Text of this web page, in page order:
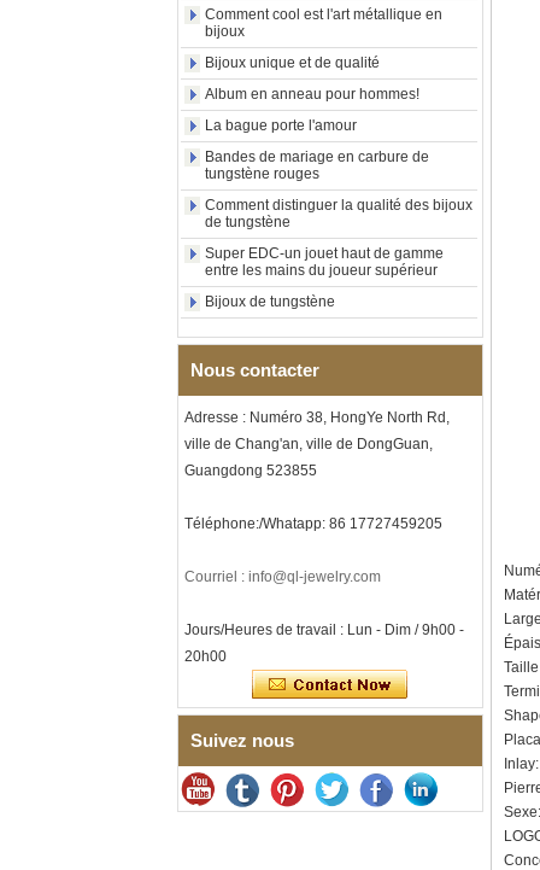
Bague en carbure de
carrée polie noire,
incrustation en bois avec
motif croisé en coquille
d'ormeau, bague de
déclaration religieuse pour
hommes, gravure intérieure
personnalisée,
approvisionnement en vrac
OEM ODM, vente en
Bague en carbure de
tungstène plaqué or rose de
8 mm, corde de guitare rouge
et incrustation d'opale
écrasée, alliance pour
intérieure personnalisée,
OEM ODM, vente en gros d'
Bracelet à maillons I en acier
inoxydable 304 en
céramique de zircone noire
déployant à double poussée
magnétiques et germanium
Bracelet pour femme en acier
céramique bleu saphir,
bracelet à maillons fins
certifié EN1811 avec fermoir
couture
Bague en carbure de
tungstène à facettes
martelées pour hommes,
Comment cool est l'art métallique en
bijoux
Bijoux unique et de qualité
Album en anneau pour hommes!
La bague porte l'amour
Bandes de mariage en carbure de
tungstène rouges
Comment distinguer la qualité des bijoux
de tungstène
Super EDC-un jouet haut de gamme
entre les mains du joueur supérieur
Bijoux de tungstène
Nous contacter
Adresse : Numéro 38, HongYe North Rd,
ville de Chang'an, ville de DongGuan,
Guangdong 523855
Téléphone:/Whatapp: 86 17727459205
Courriel : info@ql-jewelry.com
Jours/Heures de travail : Lun - Dim / 9h00 -
20h00
Suivez nous